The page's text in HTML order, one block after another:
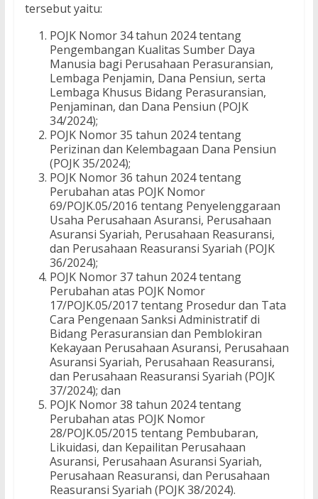
tersebut yaitu:
POJK Nomor 34 tahun 2024 tentang
Pengembangan Kualitas Sumber Daya
Manusia bagi Perusahaan Perasuransian,
Lembaga Penjamin, Dana Pensiun, serta
Lembaga Khusus Bidang Perasuransian,
Penjaminan, dan Dana Pensiun (POJK
34/2024);
POJK Nomor 35 tahun 2024 tentang
Perizinan dan Kelembagaan Dana Pensiun
(POJK 35/2024);
POJK Nomor 36 tahun 2024 tentang
Perubahan atas POJK Nomor
69/POJK.05/2016 tentang Penyelenggaraan
Usaha Perusahaan Asuransi, Perusahaan
Asuransi Syariah, Perusahaan Reasuransi,
dan Perusahaan Reasuransi Syariah (POJK
36/2024);
POJK Nomor 37 tahun 2024 tentang
Perubahan atas POJK Nomor
17/POJK.05/2017 tentang Prosedur dan Tata
Cara Pengenaan Sanksi Administratif di
Bidang Perasuransian dan Pemblokiran
Kekayaan Perusahaan Asuransi, Perusahaan
Asuransi Syariah, Perusahaan Reasuransi,
dan Perusahaan Reasuransi Syariah (POJK
37/2024); dan
POJK Nomor 38 tahun 2024 tentang
Perubahan atas POJK Nomor
28/POJK.05/2015 tentang Pembubaran,
Likuidasi, dan Kepailitan Perusahaan
Asuransi, Perusahaan Asuransi Syariah,
Perusahaan Reasuransi, dan Perusahaan
Reasuransi Syariah (POJK 38/2024).